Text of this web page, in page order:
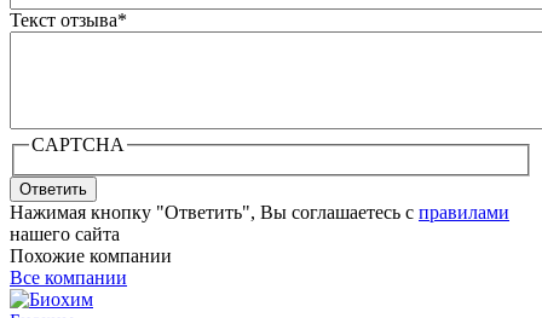
Текст отзыва*
CAPTCHA
Ответить
Нажимая кнопку "Ответить", Вы соглашаетесь с правилами
нашего сайта
Похожие компании
Все компании